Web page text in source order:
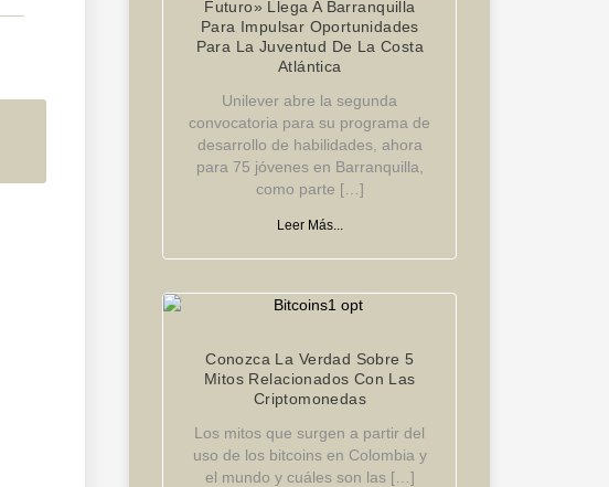
Futuro» Llega A Barranquilla
Para Impulsar Oportunidades
Para La Juventud De La Costa
Atlántica
Unilever abre la segunda
convocatoria para su programa de
desarrollo de habilidades, ahora
para 75 jóvenes en Barranquilla,
como parte […]
Leer Más...
Conozca La Verdad Sobre 5
Mitos Relacionados Con Las
Criptomonedas
Los mitos que surgen a partir del
uso de los bitcoins en Colombia y
el mundo y cuáles son las […]